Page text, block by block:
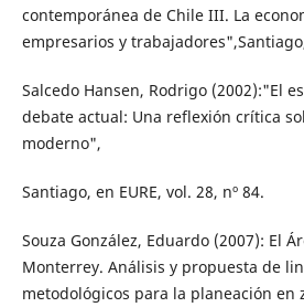
contemporánea de Chile III. La
empresarios y
Salcedo Hansen, Rodrigo (2002):"El
debate actual: Una reflexión crítica
moderno",
Santiago, en EURE, vol. 28, nº 84.
Souza González, Eduardo (2007): El
Monterrey. Análisis y propuesta de
metodológicos para la planeación en